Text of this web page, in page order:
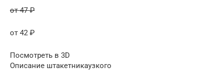
от 47 ₽
от 42 ₽
Посмотреть в 3D
Описание штакетникаузкого